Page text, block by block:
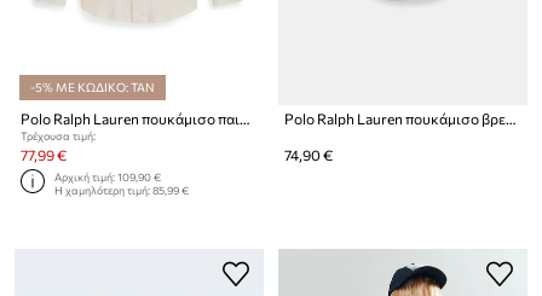
-5% ΜΕ ΚΩΔΙΚΟ: TAN
Polo Ralph Lauren πουκάμισο παιδικό λινό
Τρέχουσα τιμή:
77,99 €
Αρχική τιμή:109,90 €
Η χαμηλότερη τιμή:85,99 €
Polo Ralph Lauren πουκάμισο βρεφικό βαμβακερό
74,90 €